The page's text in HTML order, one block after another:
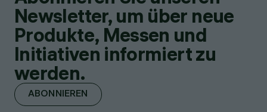
Newsletter, um über neue
Produkte, Messen und
Initiativen informiert zu
werden.
ABONNIEREN